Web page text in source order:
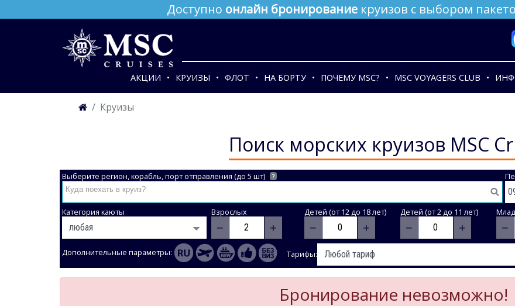
Доступно онлайн бронирование круизов с выбором
АКЦИИ КРУИЗЫ ФЛОТ НА БОРТУ ПОЧЕМУ MSC? MSC VOYAGERS CLUB
Круизы
Поиск морских круизов MSC
Выберите регион, корабль, порт отправления (до 5 шт) ?
Категория каюты Взрослых
− +
Детей (от 12 до 18 лет)
− +
Детей (от 2 до 11 лет)
− + −
Дополнительные параметры: Тарифы:
Бронирование невозможно!